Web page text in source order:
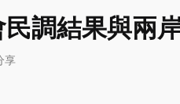
調結果與兩
享